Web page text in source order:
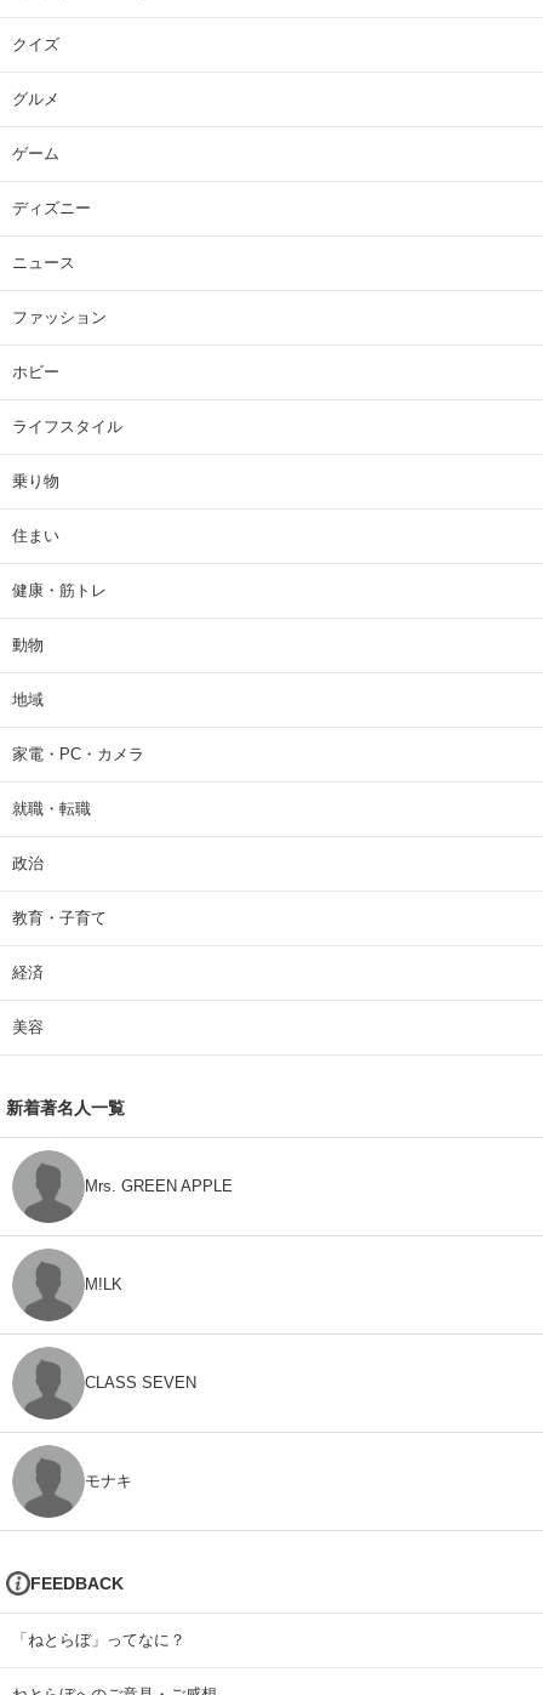
クイズ
グルメ
ゲーム
ディズニー
ニュース
ファッション
ホビー
ライフスタイル
乗り物
住まい
健康・筋トレ
動物
地域
家電・PC・カメラ
就職・転職
政治
教育・子育て
経済
美容
新着著名人一覧
Mrs. GREEN APPLE
M!LK
CLASS SEVEN
モナキ
FEEDBACK
「ねとらぼ」ってなに？